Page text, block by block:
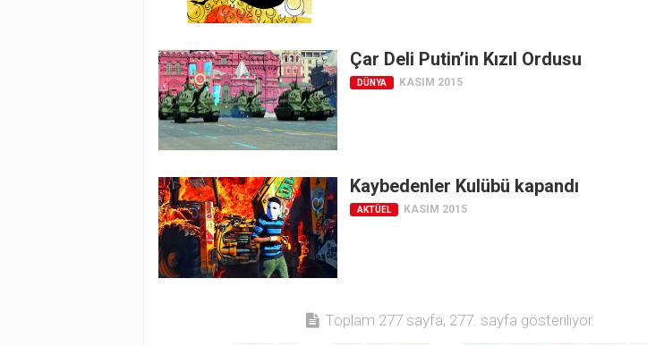
Çar Deli Putin’in Kızıl Ordusu
DÜNYA KASIM 2015
Kaybedenler Kulübü kapandı
AKTÜEL KASIM 2015
Toplam 277 sayfa, 277. sayfa gösteriliyor.